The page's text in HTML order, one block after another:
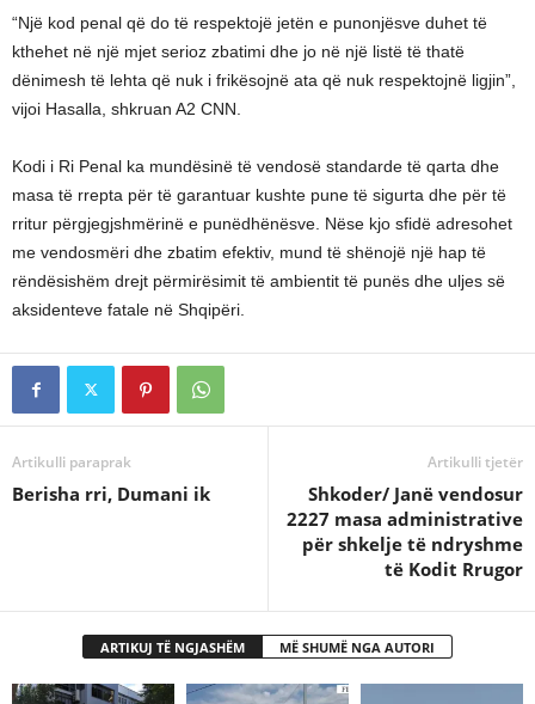
“Një kod penal që do të respektojë jetën e punonjësve duhet të
kthehet në një mjet serioz zbatimi dhe jo në një listë të thatë
dënimesh të lehta që nuk i frikësojnë ata që nuk respektojnë ligjin”,
vijoi Hasalla, shkruan A2 CNN.
Kodi i Ri Penal ka mundësinë të vendosë standarde të qarta dhe
masa të rrepta për të garantuar kushte pune të sigurta dhe për të
rritur përgjegjshmërinë e punëdhënësve. Nëse kjo sfidë adresohet
me vendosmëri dhe zbatim efektiv, mund të shënojë një hap të
rëndësishëm drejt përmirësimit të ambientit të punës dhe uljes së
aksidenteve fatale në Shqipëri.
Artikulli paraprak
Berisha rri, Dumani ik
Artikulli tjetër
Shkoder/ Janë vendosur
2227 masa administrative
për shkelje të ndryshme
të Kodit Rrugor
ARTIKUJ TË NGJASHËM MË SHUMË NGA AUTORI